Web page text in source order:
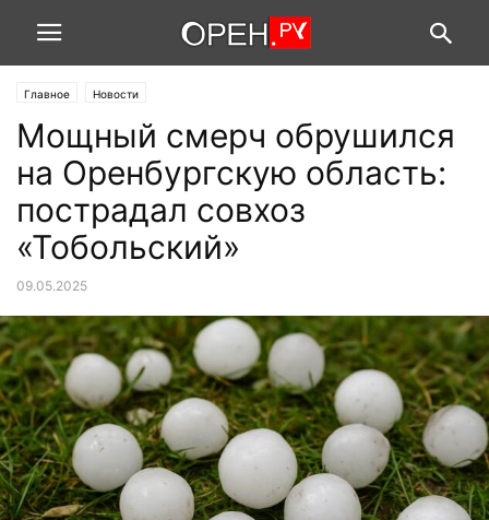
Главное Новости
Мощный смерч обрушился
на Оренбургскую область:
пострадал совхоз
«Тобольский»
09.05.2025